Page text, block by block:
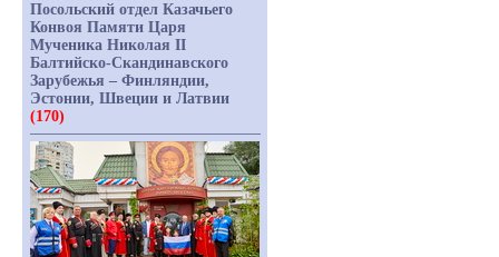
Посольский отдел Казачьего
Конвоя Памяти Царя
Мученика Николая II
Балтийско-Скандинавского
Зарубежья – Финляндии,
Эстонии, Швеции и Латвии
(170)